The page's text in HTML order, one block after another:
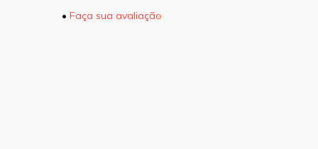
• Faça sua avaliação